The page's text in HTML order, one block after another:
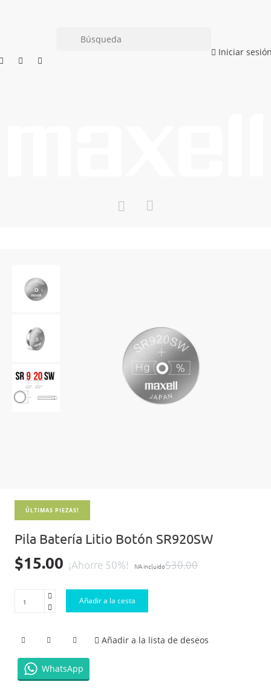
Iniciar
ÚLTIMAS PIEZAS!
Pila Batería Litio Botón SR920SW
$30.00
¡Ahorre 50%!
$15.00 IVA incluido
Añadir a la cesta
Añadir a la lista de deseos
WhatsApp